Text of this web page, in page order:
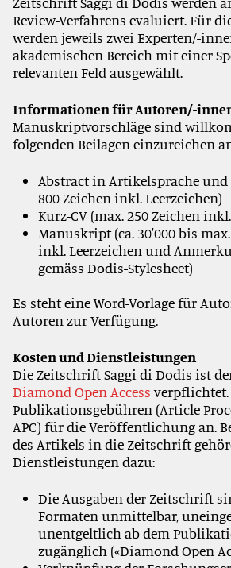
Review-Verfahrens evaluiert. Für
werden jeweils zwei Experten/-
akademischen Bereich mit einer
relevanten Feld ausgewählt.
Informationen für Autoren/-
Manuskriptvorschläge sind
folgenden Beilagen einzureichen
Abstract in Artikelsprache und
800 Zeichen inkl. Leerzeichen)
Kurz-CV (max. 250 Zeichen
Manuskript (ca. 30'000 bis
inkl. Leerzeichen und
gemäss Dodis-Stylesheet)
Es steht eine Word-Vorlage für
Autoren zur Verfügung.
Kosten und Dienstleistungen
Die Zeitschrift Saggi di Dodis ist
Diamond Open Accessverpflichtet.
Publikationsgebühren (Article
APC) für die Veröffentlichung an.
des Artikels in die Zeitschrift
Dienstleistungen dazu:
Die Ausgaben der Zeitschrift
Formaten unmittelbar,
unentgeltlich ab dem
zugänglich («Diamond Open